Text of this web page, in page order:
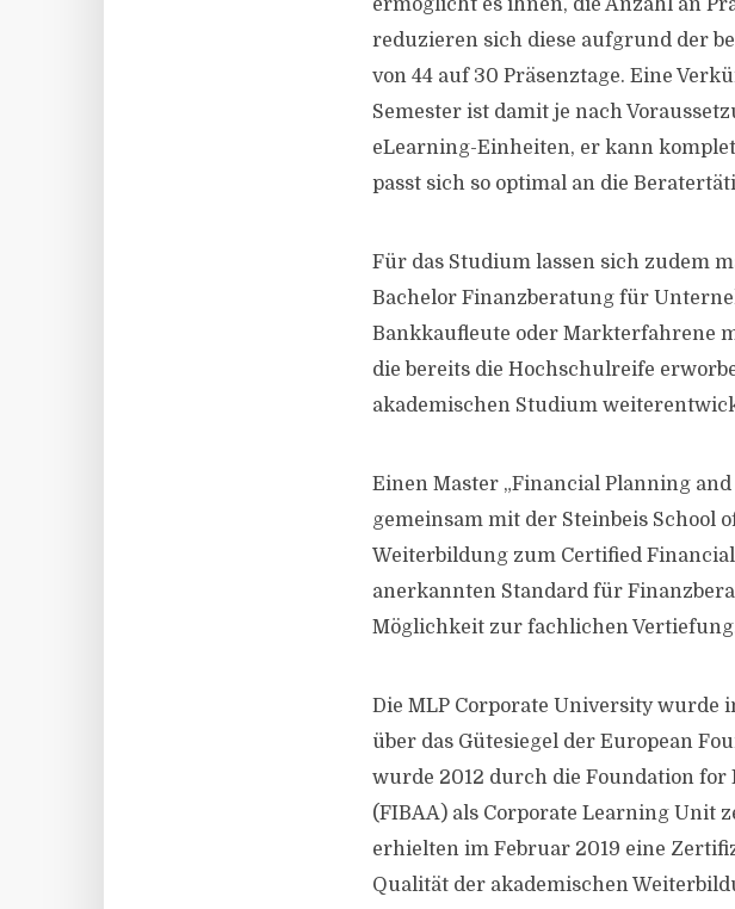
ermöglicht es ihnen, die Anzahl an
reduzieren sich diese aufgrund der
von 44 auf 30 Präsenztage. Eine
Semester ist damit je nach
eLearning-Einheiten, er kann
passt sich so optimal an die
Für das Studium lassen sich zudem
Bachelor Finanzberatung für
Bankkaufleute oder Markterfahrene
die bereits die Hochschulreife
akademischen Studium
Einen Master „Financial Planning
gemeinsam mit der Steinbeis School
Weiterbildung zum Certified
anerkannten Standard für
Möglichkeit zur fachlichen
Die MLP Corporate University wurde
über das Gütesiegel der European
wurde 2012 durch die Foundation
(FIBAA) als Corporate Learning Unit
erhielten im Februar 2019 eine
Qualität der akademischen